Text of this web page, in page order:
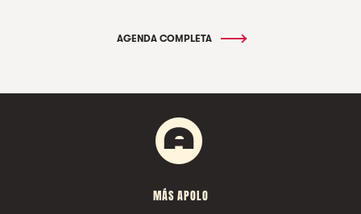
AGENDA COMPLETA
MÁS APOLO